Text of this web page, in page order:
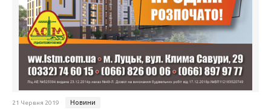
21 Червня 2019 Новини